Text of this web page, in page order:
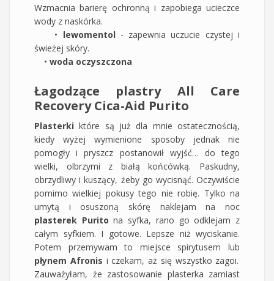
Wzmacnia barierę ochronną i zapobiega ucieczce
wody z naskórka.
• lewomentol- zapewnia uczucie czystej i
świeżej skóry.
• woda oczyszczona
Łagodzące plastry All Care
Recovery Cica-Aid Purito
Plasterki które są już dla mnie ostatecznością,
kiedy wyżej wymienione sposoby jednak nie
pomogły i pryszcz postanowił wyjść… do tego
wielki, olbrzymi z białą końcówką. Paskudny,
obrzydliwy i kuszący, żeby go wycisnąć. Oczywiście
pomimo wielkiej pokusy tego nie robię. Tylko na
umytą i osuszoną skórę naklejam na noc
plasterek Purito na syfka, rano go odklejam z
całym syfkiem. I gotowe. Lepsze niż wyciskanie.
Potem przemywam to miejsce spirytusem lub
płynem Afronis i czekam, aż się wszystko zagoi.
Zauważyłam, że zastosowanie plasterka zamiast